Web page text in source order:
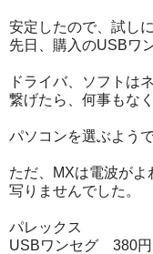
安定したので、試しに
先日、購入のUSBワ
ドライバ、ソフトは
繋げたら、何事もな
パソコンを選ぶようで
ただ、MXは電波がよ
写りませんでした。
パレックス
USBワンセグ 380円